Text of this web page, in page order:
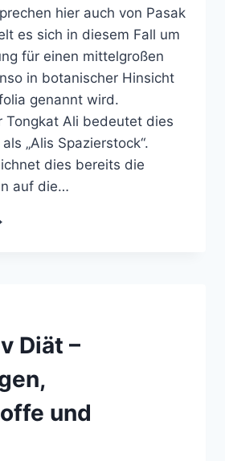
hier auch von Pasak
es sich in diesem Fall um
für einen mittelgroßen
in botanischer Hinsicht
genannt wird.
Tongkat Ali bedeutet dies
„Alis Spazierstock“.
dies bereits die
auf die…
Diät –
und